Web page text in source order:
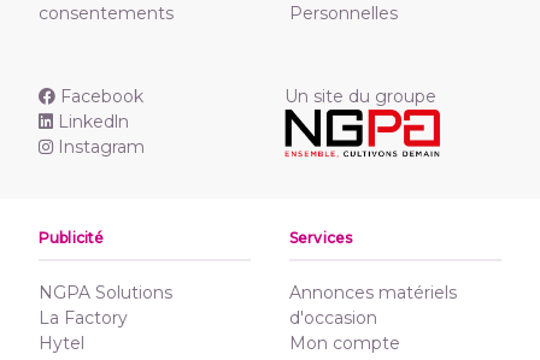
consentements
Personnelles
Facebook
Linkedln
Instagram
Un site du groupe
Publicité
NGPA Solutions
La Factory
Hytel
Services
Annonces matériels
d'occasion
Mon compte